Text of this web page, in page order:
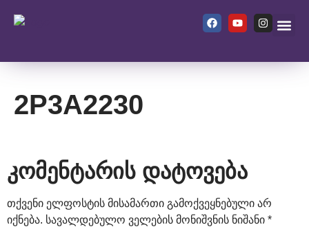
2P3A2230
კომენტარის დატოვება
თქვენი ელფოსტის მისამართი გამოქვეყნებული არ
იქნება. სავალდებულო ველების მონიშვნის ნიშანი *